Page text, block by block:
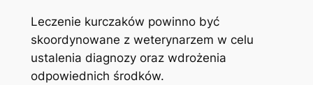
Leczenie kurczaków powinno być
skoordynowane z weterynarzem w celu
ustalenia diagnozy oraz wdrożenia
odpowiednich środków.